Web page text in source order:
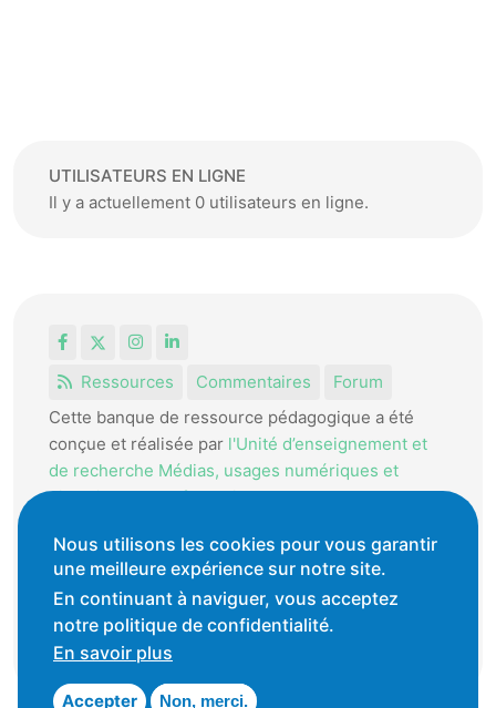
UTILISATEURS EN LIGNE
Il y a actuellement 0 utilisateurs en ligne.
FacebookInstagram
LinkedIn
Ressources
Commentaires
Forum
Cette banque de ressource pédagogique a été
conçue et réalisée par l'Unité d’enseignement et
de recherche Médias, usages numériques et
didactique de l’Informatique.
La HEP-VD met cet outil à disposition des
enseignantes et enseignants vaudois pour
favoriser l'échange de ressources pédagogiques.
Conditions générales d'utilisation
Nous utilisons les cookies pour vous garantir
une meilleure expérience sur notre site.
En continuant à naviguer, vous acceptez
notre politique de confidentialité.
En savoir plus
Accepter Non, merci.